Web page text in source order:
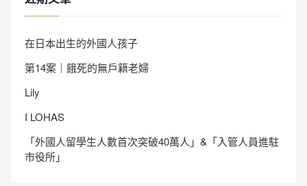
在日本出生的外國人孩子
第14案｜餓死的無戶籍老婦
Lily
I LOHAS
「外國人留學生人數首次突破40萬人」&「入管人員進駐
市役所」